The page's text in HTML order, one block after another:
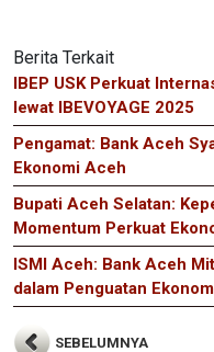
Berita Terkait
IBEP USK Perkuat
lewat IBEVOYAGE 2025
Pengamat: Bank Aceh
Ekonomi Aceh
Bupati Aceh Selatan:
Momentum Perkuat
ISMI Aceh: Bank Aceh
dalam Penguatan
SEBELUMNYA